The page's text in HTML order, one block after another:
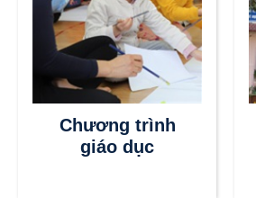
Chương trình
giáo dục